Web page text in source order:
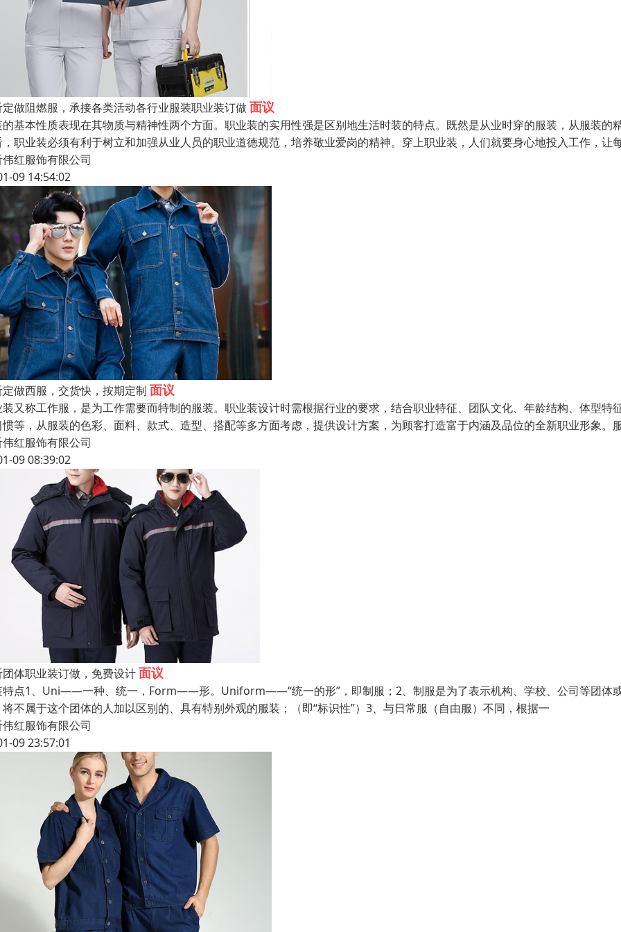
做阻燃服，承接各类活动各行业服装职业装订做面议
基本性质表现在其物质与精神性两个方面。职业装的实用性强是区别地生活时装的特点。既然是从业时穿的服装，从服装的
职业装必须有利于树立和加强从业人员的职业道德规范，培养敬业爱岗的精神。穿上职业装，人们就要身心地投入工作，让
红服饰有限公司
09 14:54:02
做西服，交货快，按期定制 面议
又称工作服，是为工作需要而特制的服装。职业装设计时需根据行业的要求，结合职业特征、团队文化、年龄结构、体型特
等，从服装的色彩、面料、款式、造型、搭配等多方面考虑，提供设计方案，为顾客打造富于内涵及品位的全新职业形象。
红服饰有限公司
09 08:39:02
体职业装订做，免费设计面议
特点1、Uni——一种、统一，Form——形。Uniform——“统一的形”，即制服；2、制服是为了表示机构、学校、公司等团体
不属于这个团体的人加以区别的、具有特别外观的服装；（即“标识性”）3、与日常服（自由服）不同，根据一
红服饰有限公司
09 23:57:01